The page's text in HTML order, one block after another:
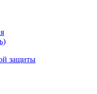
защиты